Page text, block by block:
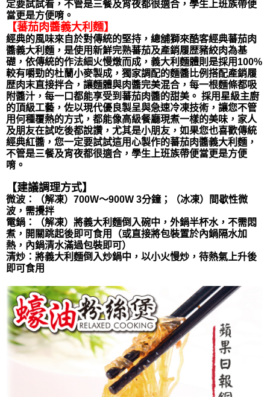
定要試試看，不管是三餐及宵夜都很適合，學生上班族帶便
當更是方便唷。
【蕃茄肉醬義大利麵】
經典的風味來自於對傳統的堅持，總舖獅來酷客經典蕃茄肉
醬義大利麵，是使用新鮮完熟蕃茄及產銷履歴豬絞肉為基
礎，依傳統的作法細火慢燉而成，義大利麵體則是採用100%
較有嚼勁的杜蘭小麥製成，獨家調配的麵醬比例搭配產銷履
歴肉末直接拌合，讓麵體與肉醬完美混合，每一根麵條都吸
附醬汁，每一口都能享受到蕃茄肉醬的甜美。 採用星級主廚
的頂級工藝，佐以現代優良製呈與急速冷凍技術，讓您不管
用何種覆熱的方式，都能像高級餐廳現煮一樣的美味，家人
及朋友在試吃後都說讚，尤其是小朋友，如果您也喜歡傳統
經典紅醬，您一定要試試這用心製作的蕃茄肉醬義大利麵，
不管是三餐及宵夜都很適合，學生上班族帶便當更是方便
唷。
【建議調理方式】
微波：（解凍）700W～900W 3分鐘；（冰凍）間歇性微
波，需攪拌
電鍋：（解凍）將義大利麵倒入碗中，外鍋半杯水，不需悶
煮，開關跳起後即可食用（或直接將包裝置於內鍋隔水加
熱，內鍋清水滿過包裝即可）
清炒：將義大利麵倒入炒鍋中，以小火慢炒，待熱氣上升後
即可食用